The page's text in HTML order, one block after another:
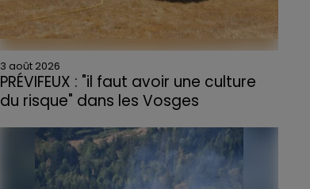
3 août 2026
PRÉVIFEUX : "il faut avoir une culture
du risque" dans les Vosges